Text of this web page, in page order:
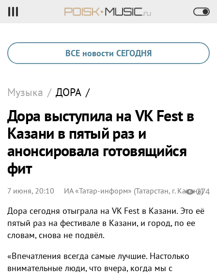
ВСЕ новости СЕГОДНЯ
Музыка / ДОРА /
Дора выступила на VK Fest в
Казани в пятый раз и
анонсировала готовящийся
фит
7 июня, 20:10 ИА «Татар-информ» (Татарстан, г. Казань)274
Дора сегодня отыграла на VK Fest в Казани. Это её
пятый раз на фестивале в Казани, и город, по ее
словам, снова не подвёл.
«Впечатления всегда самые лучшие. Настолько
внимательные люди, что вчера, когда мы с